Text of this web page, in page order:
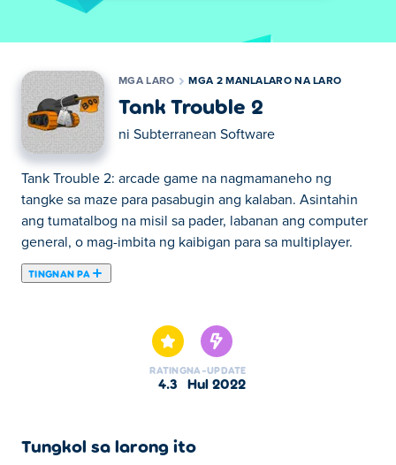
MGA LARO MGA 2 MANLALARO NA LARO
Tank Trouble 2
ni Subterranean Software
Tank Trouble 2: arcade game na nagmamaneho ng
tangke sa maze para pasabugin ang kalaban. Asintahin
ang tumatalbog na misil sa pader, labanan ang computer
general, o mag-imbita ng kaibigan para sa multiplayer.
TINGNAN PA
RATING
4.3
NA-UPDATE
Hul 2022
Tungkol sa larong ito